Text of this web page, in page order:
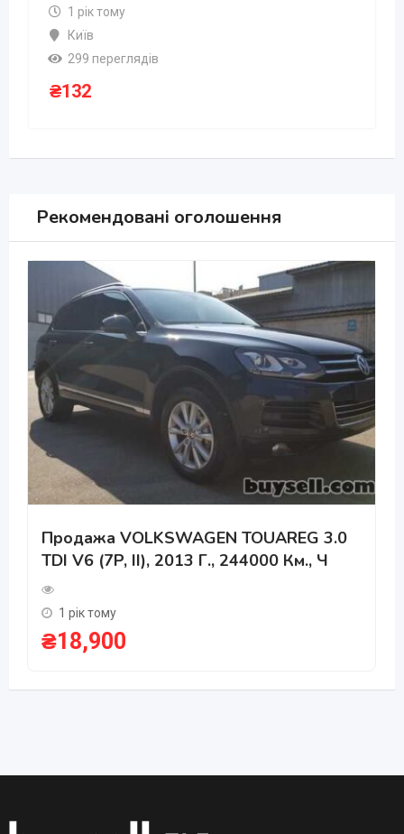
1 рік тому
Київ
299 переглядів
₴132
Рекомендовані оголошення
Продажа VOLKSWAGEN TOUAREG 3.0
TDI V6 (7P, II), 2013 Г., 244000 Км., Ч
1 рік тому
₴18,900